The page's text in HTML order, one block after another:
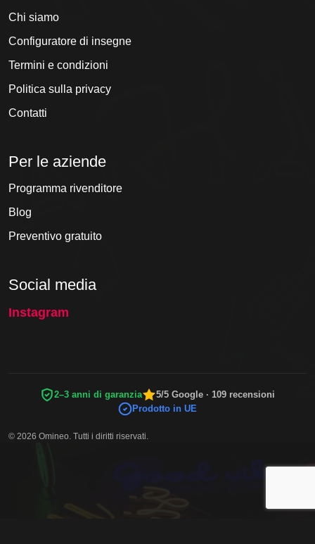
Chi siamo
Configuratore di insegne
Termini e condizioni
Politica sulla privacy
Contatti
Per le aziende
Programma rivenditore
Blog
Preventivo gratuito
Social media
Instagram
2–3 anni di garanzia
5/5 Google · 109 recensioni
Prodotto in UE
© 2026 Omineo. Tutti i diritti riservati.